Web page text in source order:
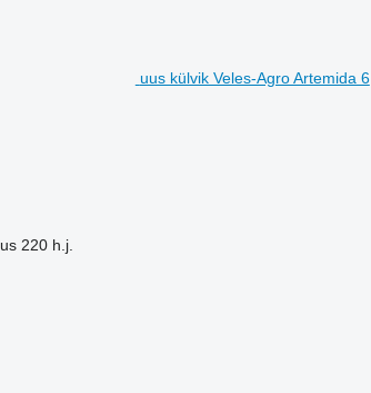
uus külvik Veles-Agro Artemida 6
220 h.j.